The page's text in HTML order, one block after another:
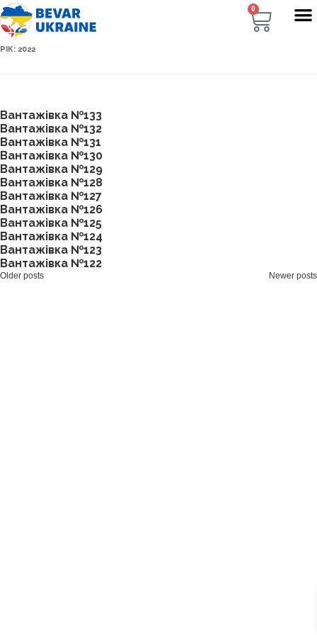
0
РІК: 2022
Вантажівка №133
Вантажівка №132
Вантажівка №131
Вантажівка №130
Вантажівка №129
Вантажівка №128
Вантажівка №127
Вантажівка №126
Вантажівка №125
Вантажівка №124
Вантажівка №123
Вантажівка №122
Older posts Newer posts